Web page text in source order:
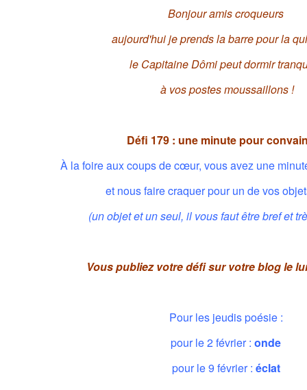
Bonjour amis croqueurs
aujourd'hui je prends la barre pour la
le Capitaine Dômi peut dormir
à vos postes moussaillons !
Défi 179 : une minute pour
À la foire aux coups de cœur, vous avez une
et nous faire craquer pour un de vos
(un objet et un seul, il vous faut être bref et
Vous publiez votre défi sur votre blog le
Pour les jeudis poésie :
pour le 2 février :onde
pour le 9 février : éclat